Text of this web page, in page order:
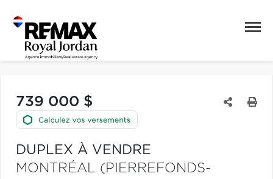
739 000 $
DUPLEX À VENDRE
MONTRÉAL (PIERREFONDS-